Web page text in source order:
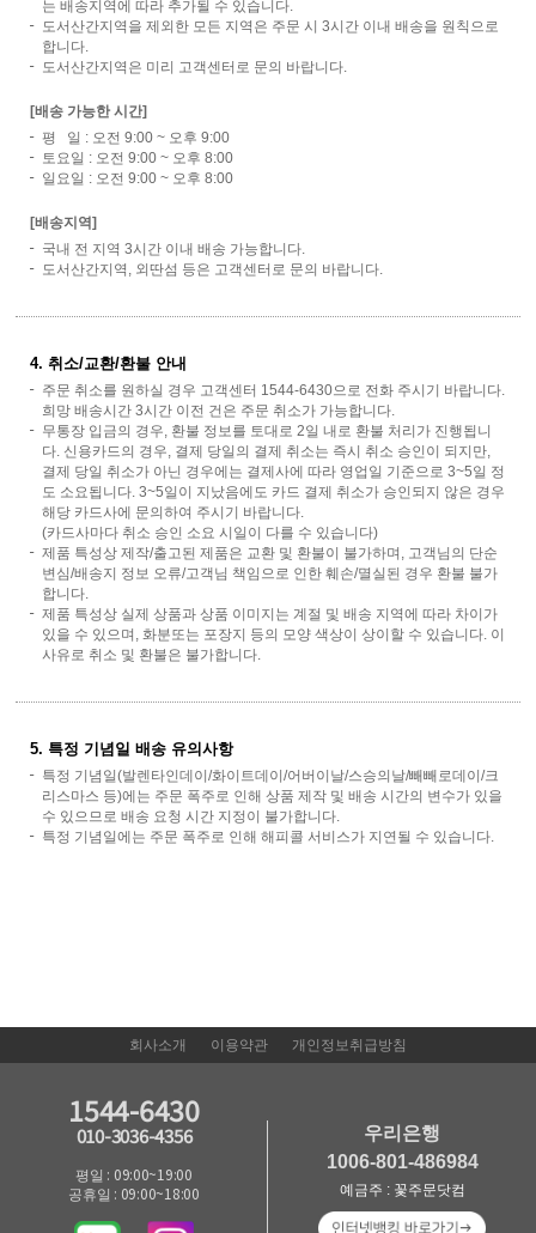
는 배송지역에 따라 추가될 수 있습니다.
도서산간지역을 제외한 모든 지역은 주문 시 3시간 이내 배송을 원칙으로
합니다.
도서산간지역은 미리 고객센터로 문의 바랍니다.
[배송 가능한 시간]
평 일 : 오전 9:00 ~ 오후 9:00
토요일 : 오전 9:00 ~ 오후 8:00
일요일 : 오전 9:00 ~ 오후 8:00
[배송지역]
국내 전 지역 3시간 이내 배송 가능합니다.
도서산간지역, 외딴섬 등은 고객센터로 문의 바랍니다.
4. 취소/교환/환불 안내
주문 취소를 원하실 경우 고객센터 1544-6430으로 전화 주시기 바랍니다.
희망 배송시간 3시간 이전 건은 주문 취소가 가능합니다.
무통장 입금의 경우, 환불 정보를 토대로 2일 내로 환불 처리가 진행됩니
다. 신용카드의 경우, 결제 당일의 결제 취소는 즉시 취소 승인이 되지만,
결제 당일 취소가 아닌 경우에는 결제사에 따라 영업일 기준으로 3~5일 정
도 소요됩니다. 3~5일이 지났음에도 카드 결제 취소가 승인되지 않은 경우
해당 카드사에 문의하여 주시기 바랍니다.
(카드사마다 취소 승인 소요 시일이 다를 수 있습니다)
제품 특성상 제작/출고된 제품은 교환 및 환불이 불가하며, 고객님의 단순
변심/배송지 정보 오류/고객님 책임으로 인한 훼손/멸실된 경우 환불 불가
합니다.
제품 특성상 실제 상품과 상품 이미지는 계절 및 배송 지역에 따라 차이가
있을 수 있으며, 화분또는 포장지 등의 모양 색상이 상이할 수 있습니다. 이
사유로 취소 및 환불은 불가합니다.
5. 특정 기념일 배송 유의사항
특정 기념일(발렌타인데이/화이트데이/어버이날/스승의날/빼빼로데이/크
리스마스 등)에는 주문 폭주로 인해 상품 제작 및 배송 시간의 변수가 있을
수 있으므로 배송 요청 시간 지정이 불가합니다.
특정 기념일에는 주문 폭주로 인해 해피콜 서비스가 지연될 수 있습니다.
회사소개 이용약관 개인정보취급방침
1544-6430
010-3036-4356
평일 : 09:00~19:00
공휴일 : 09:00~18:00
우리은행
1006-801-486984
예금주 : 꽃주문닷컴